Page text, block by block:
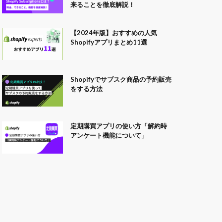
来ることを徹底解説！
【2024年版】おすすめの人気
Shopifyアプリまとめ11選
Shopifyでサブスク商品の予約販売
をする方法
定期購買アプリの使い方「解約時
アンケート機能について」